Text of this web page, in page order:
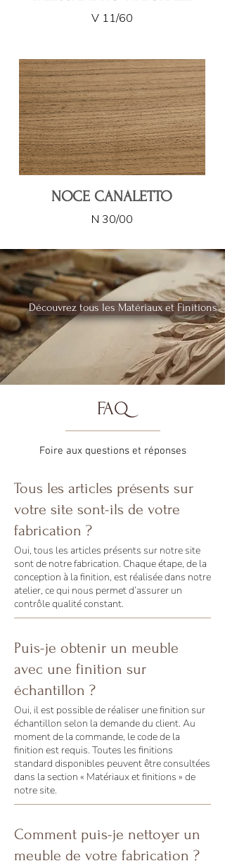
V 11/60
NOCE CANALETTO
N 30/00
Découvrez tous les Matériaux et Finitions
FAQ
Foire aux questions et réponses
Tous les articles présents sur
votre site sont-ils de votre
fabrication ?
Oui, tous les articles présents sur notre site
sont de notre fabrication. Chaque étape, de la
conception à la finition, est réalisée dans notre
atelier, ce qui nous permet d’assurer un
contrôle qualité constant.
Puis-je obtenir un meuble
avec une finition sur
échantillon ?
Oui, il est possible de réaliser une finition sur
échantillon selon la demande du client. Au
moment de la commande, le code de la
finition est requis. Toutes les finitions
standard disponibles peuvent être consultées
dans la section « Matériaux et finitions » de
notre site.
Comment puis-je nettoyer un
meuble de votre fabrication ?